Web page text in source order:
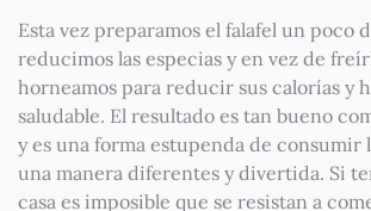
Esta vez preparamos el falafel un poco
reducimos las especias y en vez de
horneamos para reducir sus calorías y
saludable. El resultado es tan bueno
y es una forma estupenda de consumir
una manera diferentes y divertida. Si
casa es imposible que se resistan a